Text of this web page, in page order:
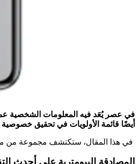
في عصر يُعَد فيه المعلومات الشخصية
أيضًا قائمة الأولويات في تحقيق
في هذا المقال، ستكتشف مجموعة من
المصادقة البيومترية على أحدث